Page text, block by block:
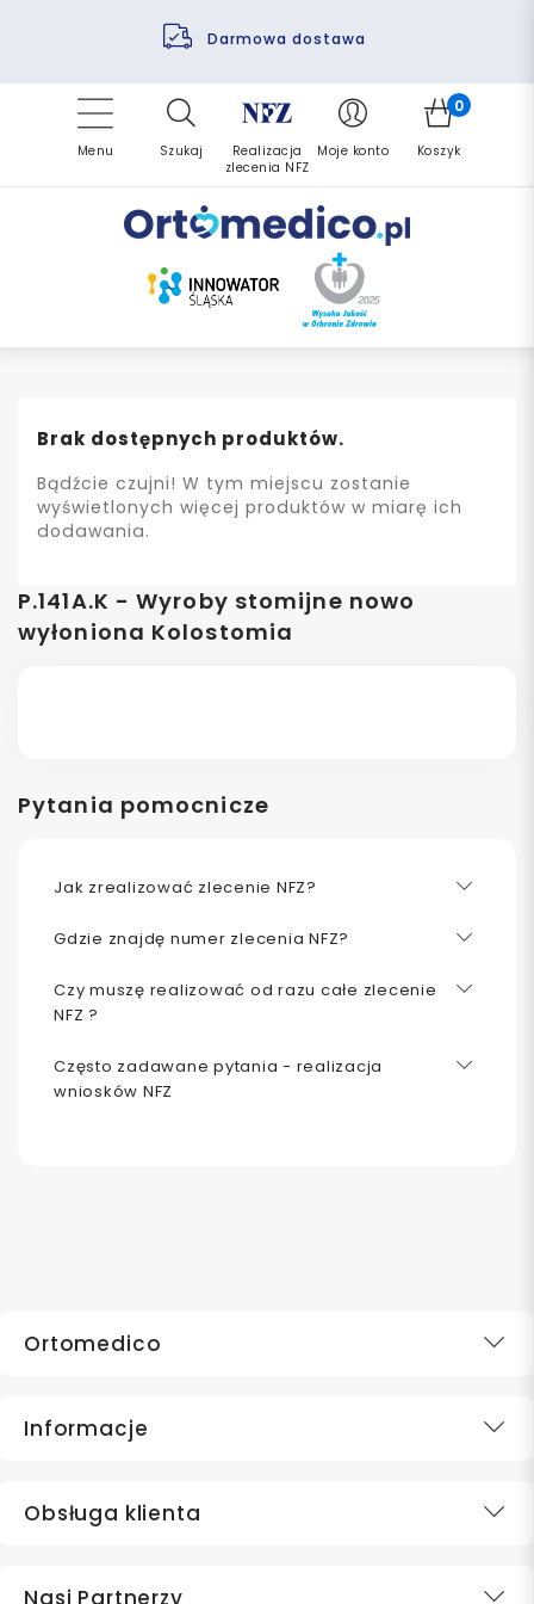
Darmowa dostawa
Pomoc fizjoterapeuty
Finansowanie PFRON
Refundacja NFZ
Zrealizuj zlecenie ponownie
Menu Szukaj
Realizacja
zlecenia NFZ
Moje konto
0
Koszyk
P.141A.K - Wyroby stomijne nowo
wyłoniona Kolostomia
Brak dostępnych produktów.
Bądźcie czujni! W tym miejscu zostanie
wyświetlonych więcej produktów w miarę ich
dodawania.
Pytania pomocnicze
Jak zrealizować zlecenie NFZ?
Gdzie znajdę numer zlecenia NFZ?
Czy muszę realizować od razu całe zlecenie
NFZ ?
Często zadawane pytania - realizacja
wniosków NFZ
Ortomedico
Informacje
Obsługa klienta
Nasi Partnerzy